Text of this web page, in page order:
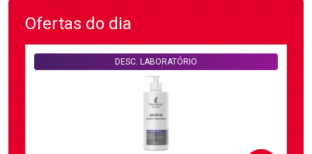
Ofertas do dia
DESC. LABORATÓRIO